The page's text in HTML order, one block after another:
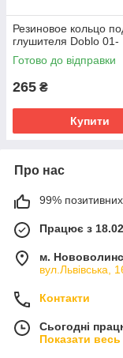
Резиновое кольцо
глушителя Doblo 01-
Готово до відправки
265 ₴
Купити
Про нас
99% позитивних
Працює з
м.
вул.Львівська,
Контакти
Сьогодні
Показати